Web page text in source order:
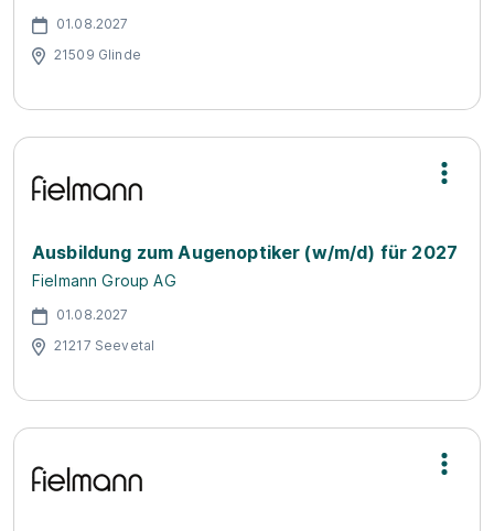
01.08.2027
21509 Glinde
Ausbildung zum Augenoptiker (w/m/d) für 2027
Fielmann Group AG
01.08.2027
21217 Seevetal